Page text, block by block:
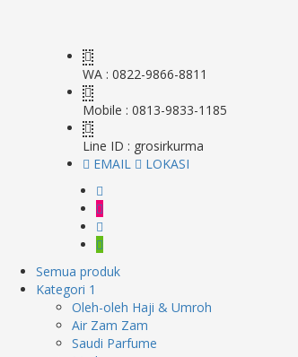
WA : 0822-9866-8811
Mobile : 0813-9833-1185
Line ID : grosirkurma
EMAIL
LOKASI
Semua produk
Kategori 1
Oleh-oleh Haji & Umroh
Air Zam Zam
Saudi Parfume